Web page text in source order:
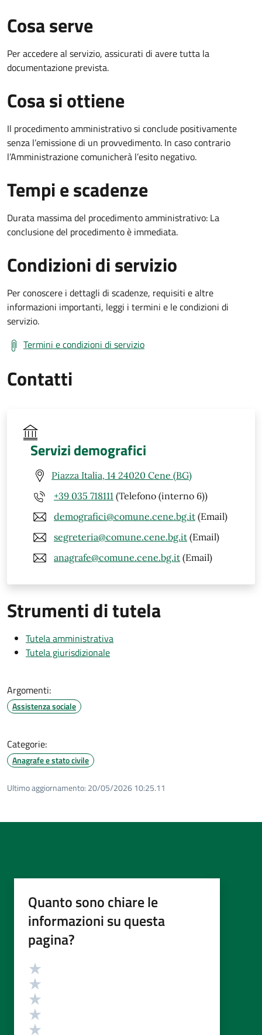
Cosa serve
Per accedere al servizio, assicurati di avere tutta la
documentazione prevista.
Cosa si ottiene
Il procedimento amministrativo si conclude positivamente
senza l’emissione di un provvedimento. In caso contrario
l’Amministrazione comunicherà l’esito negativo.
Tempi e scadenze
Durata massima del procedimento amministrativo: La
conclusione del procedimento è immediata.
Condizioni di servizio
Per conoscere i dettagli di scadenze, requisiti e altre
informazioni importanti, leggi i termini e le condizioni di
servizio.
Termini e condizioni di servizio
Contatti
Servizi demografici
Piazza Italia, 14 24020 Cene (BG)
+39 035 718111 (Telefono (interno 6))
demografici@comune.cene.bg.it (Email)
segreteria@comune.cene.bg.it (Email)
anagrafe@comune.cene.bg.it (Email)
Strumenti di tutela
Tutela amministrativa
Tutela giurisdizionale
Argomenti:
Assistenza sociale
Categorie:
Anagrafe e stato civile
Ultimo aggiornamento: 20/05/2026 10:25.11
Quanto sono chiare le
informazioni su questa
pagina?
Valutazione